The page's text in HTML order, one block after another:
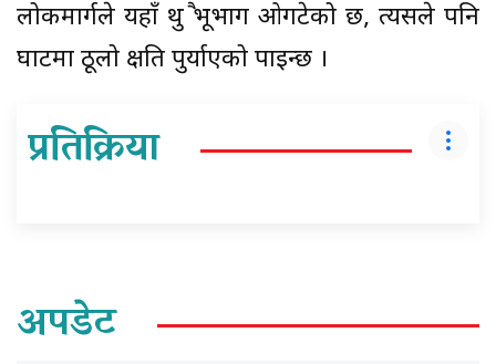
लोकमार्गले यहाँ थुप्रै भूभाग ओगटेको छ, त्यसले पनि
घाटमा ठूलो क्षति पुर्याएको पाइन्छ ।
प्रतिक्रिया
अपडेट